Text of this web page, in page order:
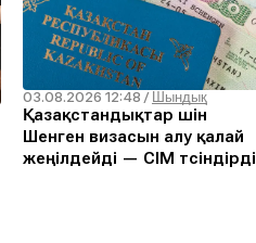
03.08.2026 12:48 / Шындық
Қазақстандықтар үшін
Шенген визасын алу қалай
жеңілдейді — СІМ түсіндірді